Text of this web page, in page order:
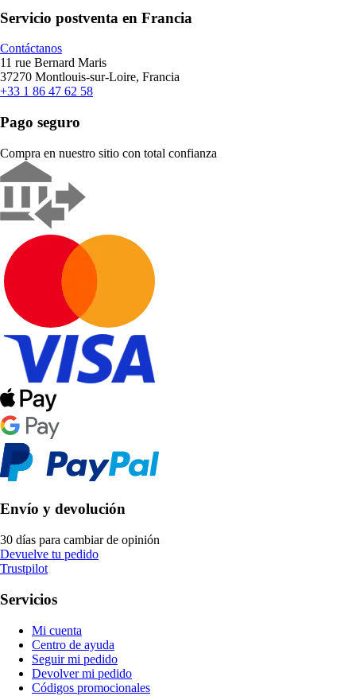
Servicio postventa en Francia
Contáctanos
11 rue Bernard Maris
37270 Montlouis-sur-Loire, Francia
+33 1 86 47 62 58
Pago seguro
Compra en nuestro sitio con total confianza
Envío y devolución
30 días para cambiar de opinión
Devuelve tu pedido
Trustpilot
Servicios
Mi cuenta
Centro de ayuda
Seguir mi pedido
Devolver mi pedido
Códigos promocionales